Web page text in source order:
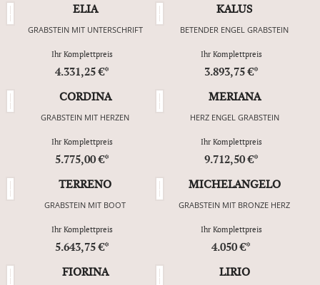
ELIA
GRABSTEIN MIT UNTERSCHRIFT
Ihr Komplettpreis
4.331,25 €*
KALUS
BETENDER ENGEL GRABSTEIN
Ihr Komplettpreis
3.893,75 €*
CORDINA
GRABSTEIN MIT HERZEN
Ihr Komplettpreis
5.775,00 €*
MERIANA
HERZ ENGEL GRABSTEIN
Ihr Komplettpreis
9.712,50 €*
TERRENO
GRABSTEIN MIT BOOT
Ihr Komplettpreis
5.643,75 €*
MICHELANGELO
GRABSTEIN MIT BRONZE HERZ
Ihr Komplettpreis
4.050 €*
FIORINA
LIRIO